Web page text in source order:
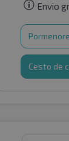
Envio
Cesto de